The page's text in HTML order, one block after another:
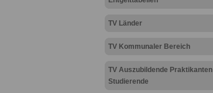
TV Länder
TV Kommunaler Bereich
TV Auszubildende Praktikanten
Studierende